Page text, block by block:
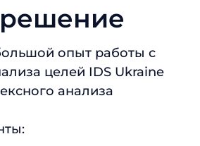
опыт работы с
целей IDS Ukraine
анализа